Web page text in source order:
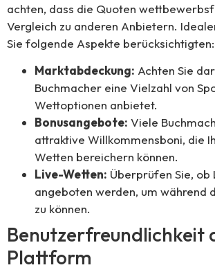
achten, dass die Quoten
Vergleich zu anderen Anbietern.
Sie folgende Aspekte berücksichtigten:
Marktabdeckung: Achten Sie
Buchmacher eine Vielzahl von
Wettoptionen anbietet.
Bonusangebote: Viele
attraktive Willkommensboni, die
Wetten bereichern können.
Live-Wetten: Überprüfen Sie, ob
angeboten werden, um während
zu können.
Benutzerfreundlichkeit
Plattform